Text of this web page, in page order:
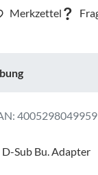
4005298049959
D-Sub Bu. Adapter